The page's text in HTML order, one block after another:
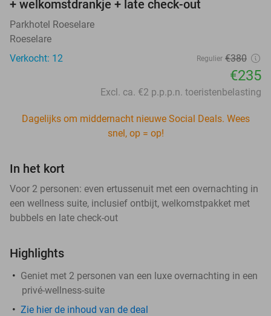
+ welkomstdrankje + late check-out
Parkhotel Roeselare
Roeselare
Verkocht: 12
Regulier €380
€235
Excl. ca. €2 p.p.p.n. toeristenbelasting
Dagelijks om middernacht nieuwe Social Deals. Wees
snel, op = op!
In het kort
Voor 2 personen: even ertussenuit met een overnachting in
een wellness suite, inclusief ontbijt, welkomstpakket met
bubbels en late check-out
Highlights
Geniet met 2 personen van een luxe overnachting in een
privé-wellness-suite
Zie hier de inhoud van de deal